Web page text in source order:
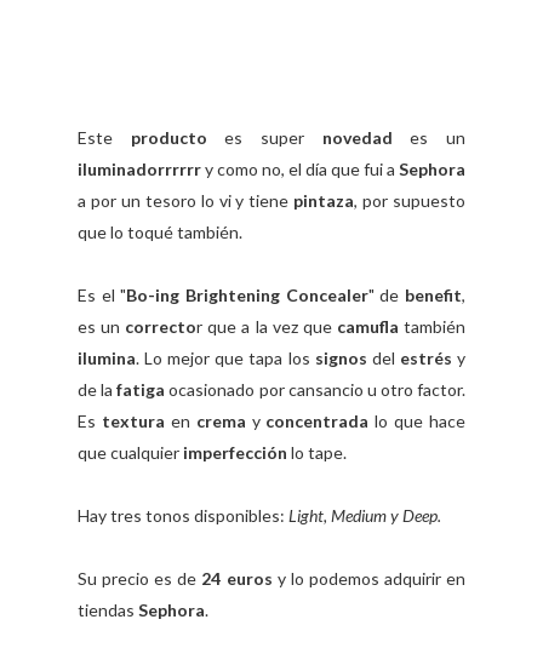
Este producto es super novedad es un
iluminadorrrrrry como no, el día que fui a Sephora
a por un tesoro lo vi y tiene pintaza, por supuesto
que lo toqué también.
Es el "Bo-ing Brightening Concealer" de benefit,
es un corrector que a la vez quecamufla también
ilumina. Lo mejor que tapa los signos del estrés y
de lafatiga ocasionado por cansancio u otro factor.
Es textura en crema y concentrada lo que hace
que cualquier imperfección lo tape.
Hay tres tonos disponibles: Light, Medium y Deep.
Su precio es de 24 euros y lo podemos adquirir en
tiendas Sephora.